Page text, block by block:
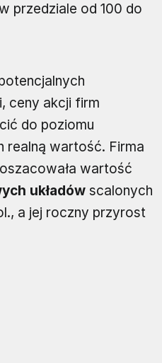
przedziale od 100 do
ceny akcji firm
do poziomu
realną wartość. Firma
wartość
układów scalonych
a jej roczny przyrost